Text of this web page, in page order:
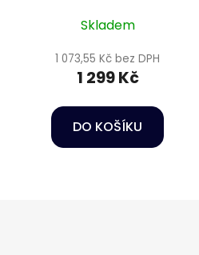
Skladem
1 073,55 Kč bez DPH
1 299 Kč
DO KOŠÍKU